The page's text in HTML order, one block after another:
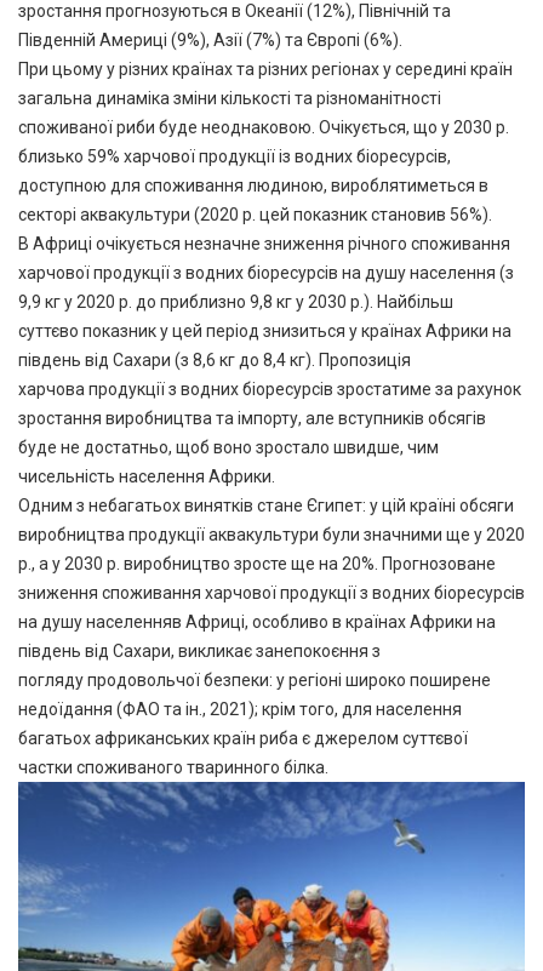
зростання прогнозуються в Океанії (12%), Північній та
Південній Америці (9%), Азії (7%) та Європі (6%).
При цьому у різних країнах та різних регіонах у середині країн
загальна динаміка зміни кількості та різноманітності
споживаної риби буде неоднаковою. Очікується, що у 2030 р.
близько 59% харчової продукції із водних біоресурсів,
доступною для споживання людиною, вироблятиметься в
секторі аквакультури (2020 р. цей показник становив 56%).
В Африці очікується незначне зниження річного споживання
харчової продукції з водних біоресурсів на душу населення (з
9,9 кг у 2020 р. до приблизно 9,8 кг у 2030 р.). Найбільш
суттєво показник у цей період знизиться у країнах Африки на
південь від Сахари (з 8,6 кг до 8,4 кг). Пропозиція
харчова продукції з водних біоресурсів зростатиме за рахунок
зростання виробництва та імпорту, але вступників обсягів
буде не достатньо, щоб воно зростало швидше, чим
чисельність населення Африки.
Одним з небагатьох винятків стане Єгипет: у цій країні обсяги
виробництва продукції аквакультури були значними ще у 2020
р., а у 2030 р. виробництво зросте ще на 20%. Прогнозоване
зниження споживання харчової продукції з водних біоресурсів
на душу населенняв Африці, особливо в країнах Африки на
південь від Сахари, викликає занепокоєння з
погляду продовольчої безпеки: у регіоні широко поширене
недоїдання (ФАО та ін., 2021); крім того, для населення
багатьох африканських країн риба є джерелом суттєвої
частки споживаного тваринного білка.